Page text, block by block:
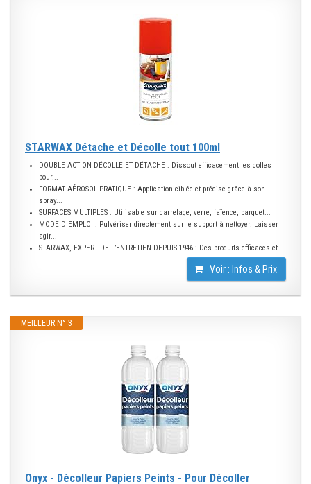
STARWAX Détache et Décolle tout 100ml
DOUBLE ACTION DÉCOLLE ET DÉTACHE : Dissout efficacement les colles
pour...
FORMAT AÉROSOL PRATIQUE : Application ciblée et précise grâce à son
spray...
SURFACES MULTIPLES : Utilisable sur carrelage, verre, faïence, parquet...
MODE D'EMPLOI : Pulvériser directement sur le support à nettoyer. Laisser
agir...
STARWAX, EXPERT DE L’ENTRETIEN DEPUIS 1946 : Des produits efficaces et...
Voir : Infos & Prix
MEILLEUR N° 3
Onyx - Décolleur Papiers Peints - Pour Décoller